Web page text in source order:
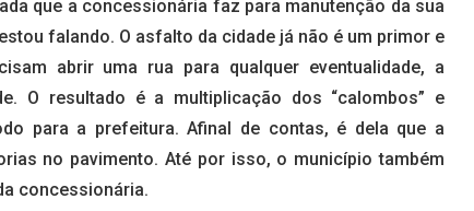
que a concessionária faz para manutenção da sua
falando. O asfalto da cidade já não é um primor e
abrir uma rua para qualquer eventualidade, a
O resultado é a multiplicação dos “calombos” e
para a prefeitura. Afinal de contas, é dela que a
no pavimento. Até por isso, o município também
concessionária.